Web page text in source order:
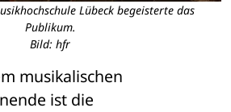
Lübeck begeisterte das
Publikum.
Bild: hfr
musikalischen
ist die